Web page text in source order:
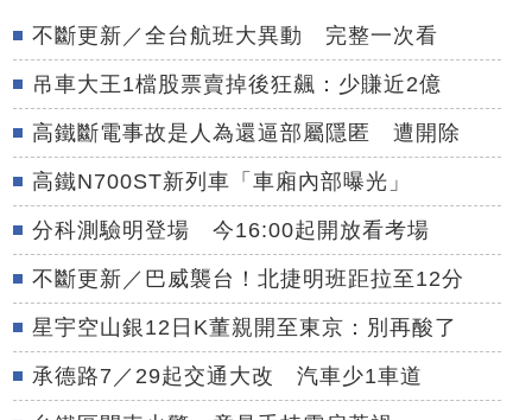
不斷更新／全台航班大異動 完整一次看
吊車大王1檔股票賣掉後狂飆：少賺近2億
高鐵斷電事故是人為還逼部屬隱匿 遭開除
高鐵N700ST新列車「車廂內部曝光」
分科測驗明登場 今16:00起開放看考場
不斷更新／巴威襲台！北捷明班距拉至12分
星宇空山銀12日K董親開至東京：別再酸了
承德路7／29起交通大改 汽車少1車道